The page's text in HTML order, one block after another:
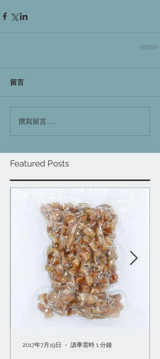
留言
撰寫留言......
Featured Posts
2017年7月19日 讀畢需時 1 分鐘